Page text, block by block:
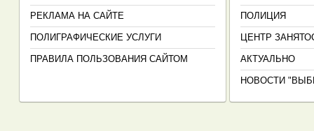
РЕКЛАМА НА САЙТЕ
ПОЛИГРАФИЧЕСКИЕ УСЛУГИ
ПРАВИЛА ПОЛЬЗОВАНИЯ САЙТОМ
ПОЛИЦИЯ
ЦЕНТР
АКТУАЛЬНО
НОВОСТИ